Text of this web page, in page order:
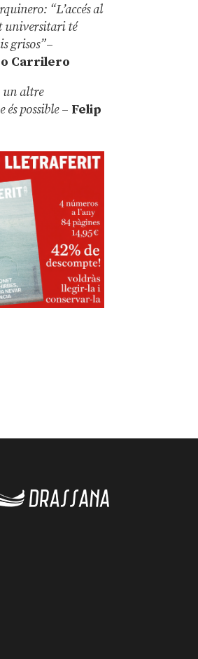
“L’accés al
universitari té
grisos”–
Carrilero
un altre
és possible – Felip